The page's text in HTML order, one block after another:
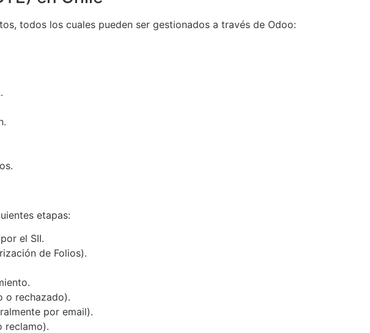
todos los cuales pueden ser gestionados a través de Odoo:
etapas:
el SII.
de Folios).
o rechazado).
por email).
reclamo).